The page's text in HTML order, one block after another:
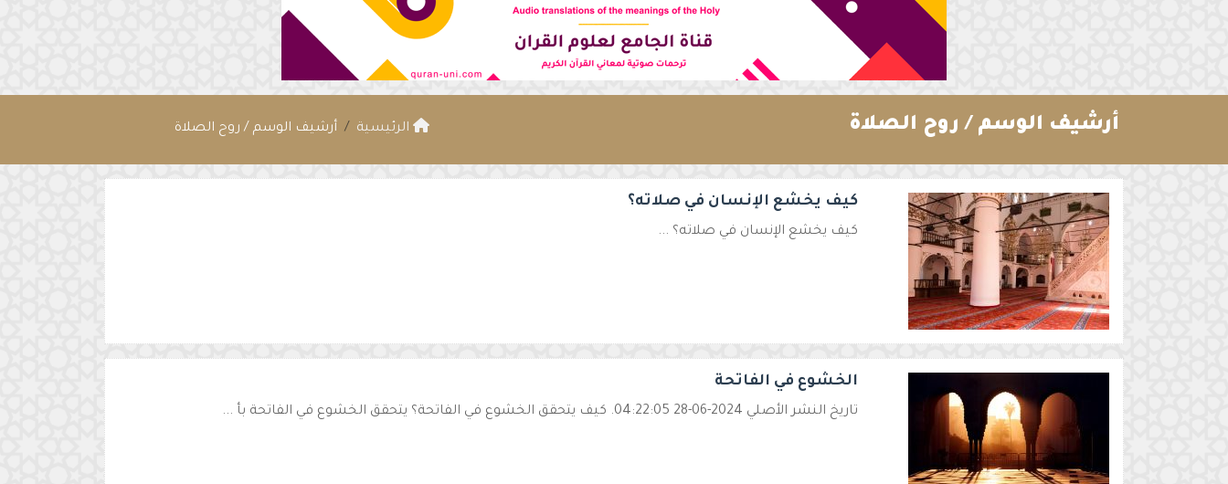
أرشيف الوسم / روح الصلاة الرئيسية أرشيف الوسم / روح الصلاة
كيف يخشع الإنسان في صلاته؟
كيف يخشع الإنسان في صلاته؟ ...
الخشوع في الفاتحة
تاريخ النشر الأصلي 2024-06-28 04:22:05. كيف يتحقق الخشوع في الفاتحة؟ يتحقق الخشوع في الفاتحة بأ ...